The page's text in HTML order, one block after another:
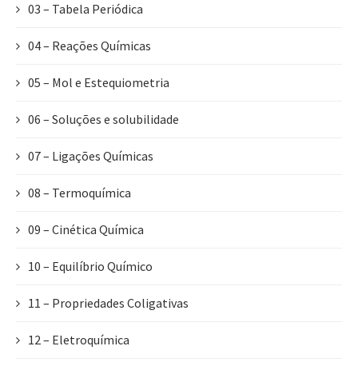
03 – Tabela Periódica
04 – Reações Químicas
05 – Mol e Estequiometria
06 – Soluções e solubilidade
07 – Ligações Químicas
08 – Termoquímica
09 – Cinética Química
10 – Equilíbrio Químico
11 – Propriedades Coligativas
12 – Eletroquímica